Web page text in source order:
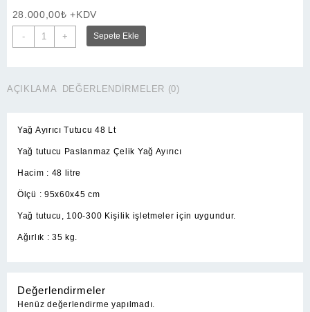
28.000,00₺ +KDV
-
Yağ
Ayırıcı
Lt
+ Sepete Ekle
AÇIKLAMA DEĞERLENDIRMELER (0)
Yağ Ayırıcı Tutucu 48 Lt
Yağ tutucu Paslanmaz Çelik Yağ Ayırıcı
Hacim : 48 litre
Ölçü : 95x60x45 cm
Yağ tutucu, 100-300 Kişilik işletmeler için uygundur.
Ağırlık : 35 kg.
Değerlendirmeler
Henüz değerlendirme yapılmadı.